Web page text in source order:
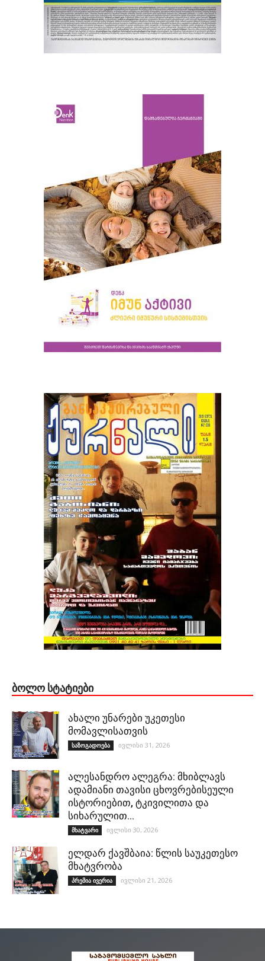
ᲑᲝᲚᲝ ᲡᲢᲐᲢᲘᲔᲑᲘ
ახალი უნარები უკეთესი
მომავლისათვის
საზოგადოება ივლისი 31, 2026
ალესანდრო ალეგრა: მხიბლავს
ადამიანი თავისი ცხოვრებისეული
ისტორიებით, ტკივილითა და
სიხარულით…
მხატვარი ივლისი 30, 2026
ელდარ ქავშბაია: წლის საუკეთესო
მხატვრობა
პრემია ივერია ივლისი 21, 2026